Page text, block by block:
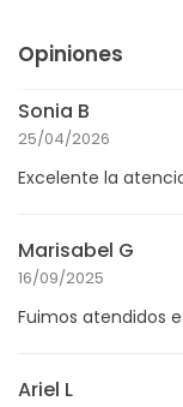
Opiniones
Sonia B
25/04/2026
Excelente la
Marisabel G
16/09/2025
Fuimos atendidos
Ariel L